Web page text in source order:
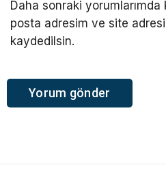
Daha sonraki yorumlarımda
posta adresim ve site
kaydedilsin.